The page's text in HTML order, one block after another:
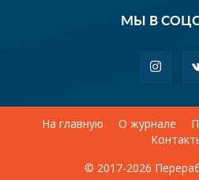
МЫ В
На главную О журнале
© 2017-2026